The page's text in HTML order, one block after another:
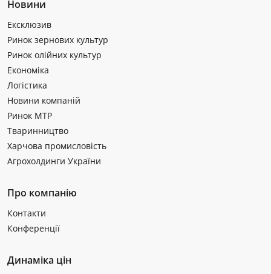
Новини
Ексклюзив
Ринок зернових культур
Ринок олійних культур
Економіка
Логістика
Новини компаній
Ринок МТР
Тваринництво
Харчова промисловість
Агрохолдинги України
Про компанію
Контакти
Конференції
Динаміка цін